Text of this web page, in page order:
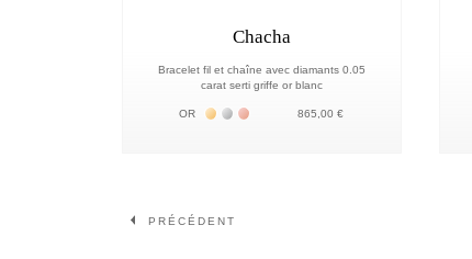
Chacha
Bracelet fil et chaîne avec diamants 0.05
carat serti griffe or blanc
OR Жёлтое золото 18К
Белое золото 18К
Розовое золото 18К
865,00 €
Page
PRÉCÉDENT